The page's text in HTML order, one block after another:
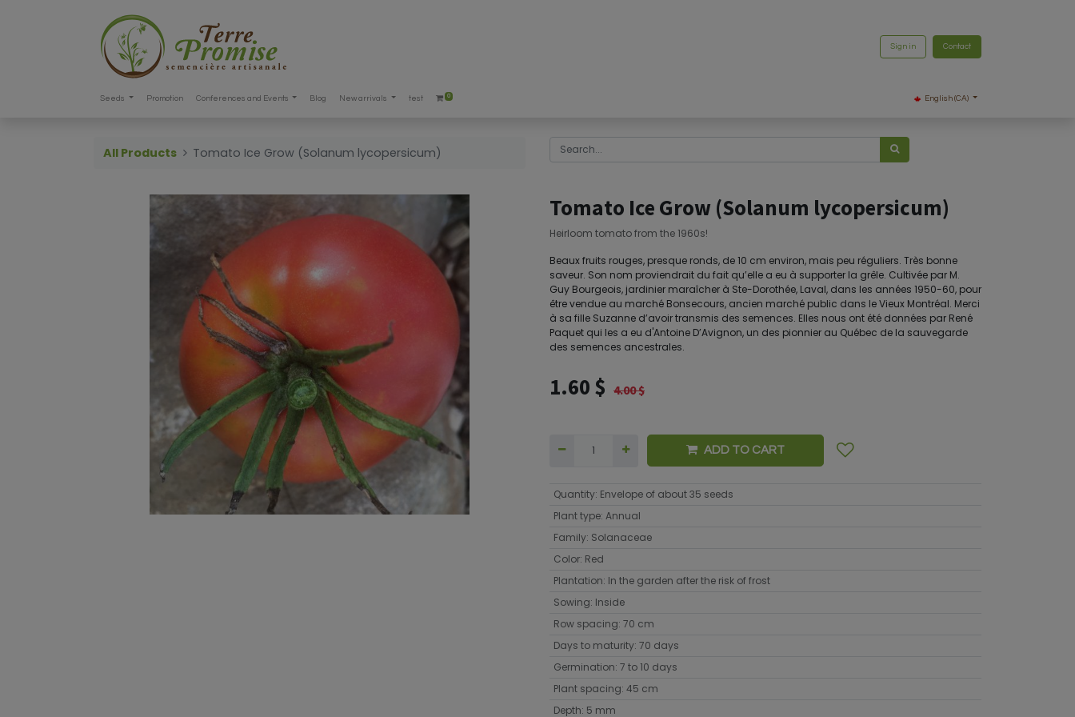
Sign in Contact
Seeds Promotion Conferences and Events Blog New arrivals test 0 English (CA)
All Products Tomato Ice Grow (Solanum lycopersicum)
Tomato Ice Grow (Solanum lycopersicum)
Heirloom tomato from the 1960s!
Beaux fruits rouges, presque ronds, de 10 cm environ, mais peu réguliers. Très bonne
saveur. Son nom proviendrait du fait qu’elle a eu à supporter la grêle. Cultivée par M.
Guy Bourgeois, jardinier maraîcher à Ste-Dorothée, Laval, dans les années 1950-60, pour
être vendue au marché Bonsecours, ancien marché public dans le Vieux Montréal. Merci
à sa fille Suzanne d’avoir transmis des semences. Elles nous ont été données par René
Paquet qui les a eu d'Antoine D’Avignon, un des pionnier au Québec de la sauvegarde
des semences ancestrales.
1.60 $ 4.00$
ADD TO CART
Quantity: Envelope of about 35 seeds
Plant type: Annual
Family: Solanaceae
Color: Red
Plantation: In the garden after the risk of frost
Sowing: Inside
Row spacing: 70 cm
Days to maturity: 70 days
Germination: 7 to 10 days
Plant spacing: 45 cm
Depth: 5 mm